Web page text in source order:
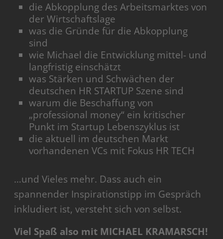
die Abkopplung des Arbeitsmarktes von
der Wirtschaftslage
was die Gründe für die Abkopplung
sind
wie Michael die Entwicklung mittel- und
langfristig einschätzt
was Stärken und Schwächen der
deutschen HR STARTUP Szene sind
warum die Beschaffung von
„professional money“ ein kritischer
Punkt im Startup Lebenszyklus ist
die aktuell im deutschen Markt
vorhandenen VCs mit Fokus HR TECH
…und Vieles mehr. Dass auch ein
spannender Inspirationstipp im Gespräch
inkludiert ist, versteht sich von selbst.
Viel Spaß also mit MICHAEL KRAMARSCH!